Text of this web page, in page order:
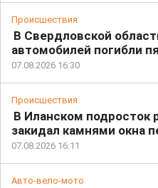
Происшествия
В Свердловской
автомобилей погибли
07.08.2026 16:30
Происшествия
В Иланском подросток
закидал камнями окна
07.08.2026 16:11
Авто-вело-мото